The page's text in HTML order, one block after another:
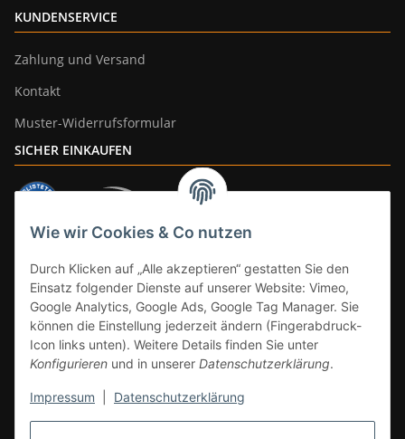
Wie wir Cookies & Co nutzen
Durch Klicken auf „Alle akzeptieren“ gestatten Sie den
Einsatz folgender Dienste auf unserer Website: Vimeo,
Google Analytics, Google Ads, Google Tag Manager. Sie
können die Einstellung jederzeit ändern (Fingerabdruck-
Icon links unten). Weitere Details finden Sie unter
Konfigurieren und in unserer Datenschutzerklärung.
Impressum Datenschutzerklärung
KUNDENSERVICE
Zahlung und Versand
Kontakt
Muster-Widerrufsformular
SICHER EINKAUFEN